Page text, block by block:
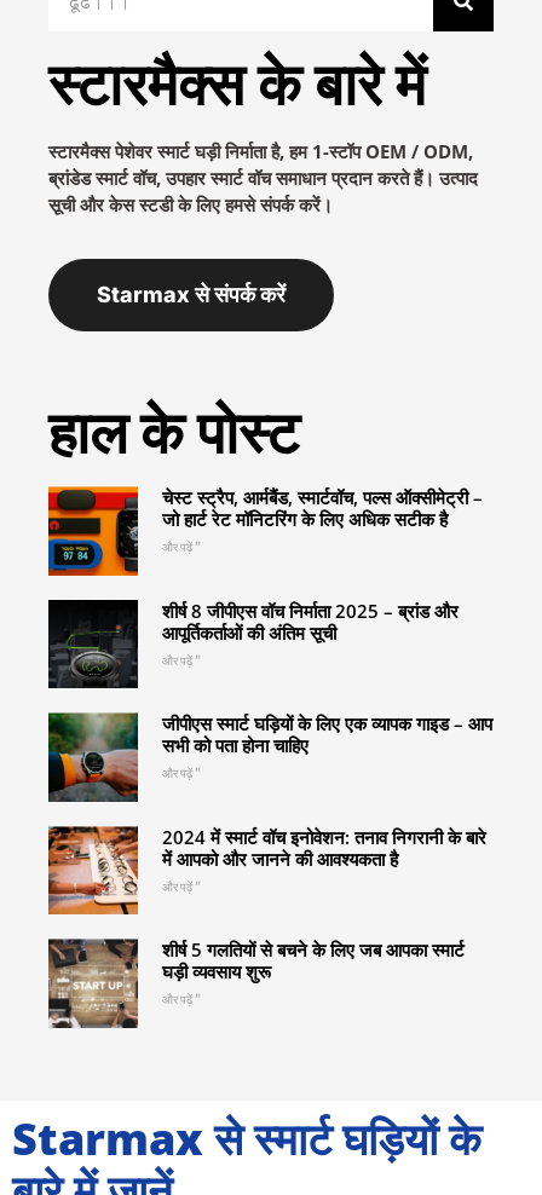
स्टारमैक्स के बारे में
स्टारमैक्स पेशेवर स्मार्ट घड़ी निर्माता है, हम 1-स्टॉप OEM / ODM,
ब्रांडेड स्मार्ट वॉच, उपहार स्मार्ट वॉच समाधान प्रदान करते हैं। उत्पाद
सूची और केस स्टडी के लिए हमसे संपर्क करें।
Starmax से संपर्क करें
हाल के पोस्ट
चेस्ट स्ट्रैप, आर्मबैंड, स्मार्टवॉच, पल्स ऑक्सीमेट्री –
जो हार्ट रेट मॉनिटरिंग के लिए अधिक सटीक है
और पढ़ें "
शीर्ष 8 जीपीएस वॉच निर्माता 2025 – ब्रांड और
आपूर्तिकर्ताओं की अंतिम सूची
और पढ़ें "
जीपीएस स्मार्ट घड़ियों के लिए एक व्यापक गाइड – आप
सभी को पता होना चाहिए
और पढ़ें "
2024 में स्मार्ट वॉच इनोवेशन: तनाव निगरानी के बारे
में आपको और जानने की आवश्यकता है
और पढ़ें "
शीर्ष 5 गलतियों से बचने के लिए जब आपका स्मार्ट
घड़ी व्यवसाय शुरू
और पढ़ें "
Starmax से स्मार्ट घड़ियों के